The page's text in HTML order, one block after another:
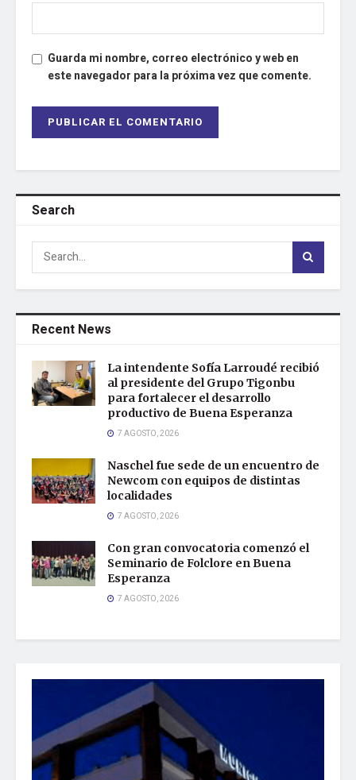
Guarda mi nombre, correo electrónico y web en
este navegador para la próxima vez que comente.
Search
Recent News
La intendente Sofía Larroudé recibió
al presidente del Grupo Tigonbu
para fortalecer el desarrollo
productivo de Buena Esperanza
7 AGOSTO, 2026
Naschel fue sede de un encuentro de
Newcom con equipos de distintas
localidades
7 AGOSTO, 2026
Con gran convocatoria comenzó el
Seminario de Folclore en Buena
Esperanza
7 AGOSTO, 2026